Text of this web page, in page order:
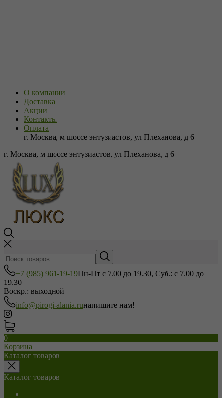
О компании
Доставка
Акции
Контакты
Оплата
г. Москва, м шоссе энтузиастов, ул Плеханова, д 6
г. Москва, м шоссе энтузиастов, ул Плеханова, д 6
+7 (985) 961-19-19Пн-Пт с 7.00 до 19.30, Суб.: с 7.00 до
19.30
Воскр.: выходной
info@pirogi-alania.ruнапишите нам!
0
Корзина
Каталог товаров
Каталог товаров